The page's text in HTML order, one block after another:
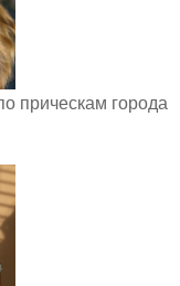
прическам города